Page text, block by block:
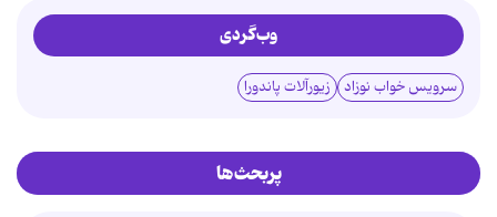
وب‌گردی
سرویس خواب نوزاد زیورآلات پاندورا
پربحث‌ها